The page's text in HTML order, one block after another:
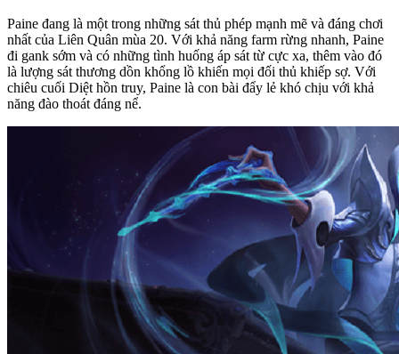
Paine đang là một trong những sát thủ phép mạnh mẽ và đáng chơi
nhất của Liên Quân mùa 20. Với khả năng farm rừng nhanh, Paine
đi gank sớm và có những tình huống áp sát từ cực xa, thêm vào đó
là lượng sát thương dồn khổng lồ khiến mọi đối thủ khiếp sợ. Với
chiêu cuối Diệt hồn truy, Paine là con bài đẩy lẻ khó chịu với khả
năng đào thoát đáng nể.